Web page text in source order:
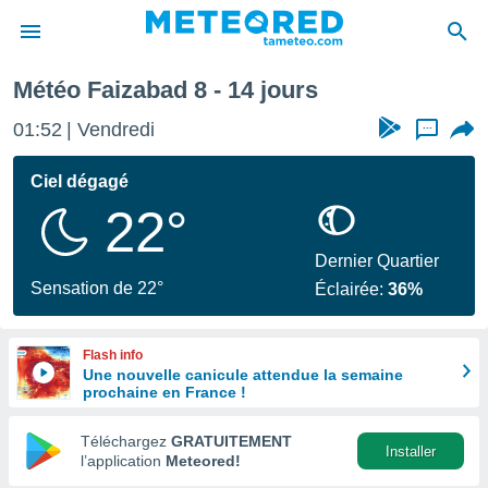
de
en
Météo Faizabad 8 - 14 jours
01:52 Vendredi ...
Ciel dégagé
22°
Sensation de 22°
Dernier Quartier
Éclairée:36%
Flash info
Une nouvelle canicule attendue la semaine
prochaine en France !
Téléchargez GRATUITEMENT
l’application Meteored!
Installer